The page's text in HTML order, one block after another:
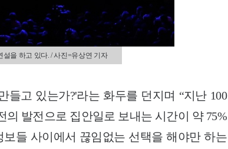
을 하고 있다. / 사진=유상연 기자
들고 있는가?'라는 화두를 던지며 “지난 100
발전으로 집안일로 보내는 시간이 약 75%
들 사이에서 끊임없는 선택을 해 야만 하는